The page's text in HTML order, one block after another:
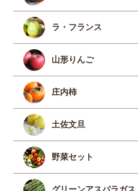
ラ・フランス
山形りんご
庄内柿
土佐文旦
野菜セット
グリーンアスパラガス